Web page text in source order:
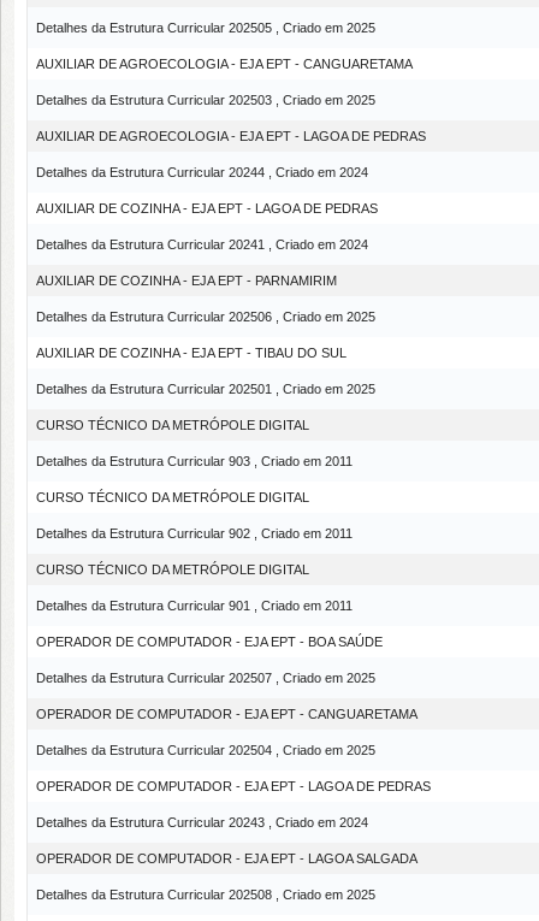
Detalhes da Estrutura Curricular 202505 , Criado em 2025
AUXILIAR DE AGROECOLOGIA - EJA EPT - CANGUARETAMA
Detalhes da Estrutura Curricular 202503 , Criado em 2025
AUXILIAR DE AGROECOLOGIA - EJA EPT - LAGOA DE PEDRAS
Detalhes da Estrutura Curricular 20244 , Criado em 2024
AUXILIAR DE COZINHA - EJA EPT - LAGOA DE PEDRAS
Detalhes da Estrutura Curricular 20241 , Criado em 2024
AUXILIAR DE COZINHA - EJA EPT - PARNAMIRIM
Detalhes da Estrutura Curricular 202506 , Criado em 2025
AUXILIAR DE COZINHA - EJA EPT - TIBAU DO SUL
Detalhes da Estrutura Curricular 202501 , Criado em 2025
CURSO TÉCNICO DA METRÓPOLE DIGITAL
Detalhes da Estrutura Curricular 903 , Criado em 2011
CURSO TÉCNICO DA METRÓPOLE DIGITAL
Detalhes da Estrutura Curricular 902 , Criado em 2011
CURSO TÉCNICO DA METRÓPOLE DIGITAL
Detalhes da Estrutura Curricular 901 , Criado em 2011
OPERADOR DE COMPUTADOR - EJA EPT - BOA SAÚDE
Detalhes da Estrutura Curricular 202507 , Criado em 2025
OPERADOR DE COMPUTADOR - EJA EPT - CANGUARETAMA
Detalhes da Estrutura Curricular 202504 , Criado em 2025
OPERADOR DE COMPUTADOR - EJA EPT - LAGOA DE PEDRAS
Detalhes da Estrutura Curricular 20243 , Criado em 2024
OPERADOR DE COMPUTADOR - EJA EPT - LAGOA SALGADA
Detalhes da Estrutura Curricular 202508 , Criado em 2025